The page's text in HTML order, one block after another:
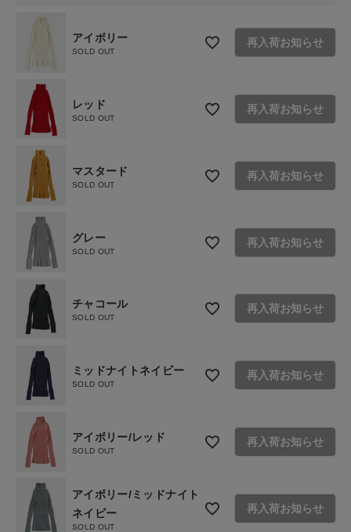
特集
ご利用ガイド
ショップリスト
アイボリー
SOLD OUT
再入荷お知らせ
レッド
SOLD OUT
再入荷お知らせ
マスタード
SOLD OUT
再入荷お知らせ
グレー
SOLD OUT
再入荷お知らせ
チャコール
SOLD OUT
再入荷お知らせ
ミッドナイトネイビー
SOLD OUT
再入荷お知らせ
アイボリー/レッド
SOLD OUT
再入荷お知らせ
アイボリー/ミッドナイト
ネイビー
SOLD OUT
再入荷お知らせ